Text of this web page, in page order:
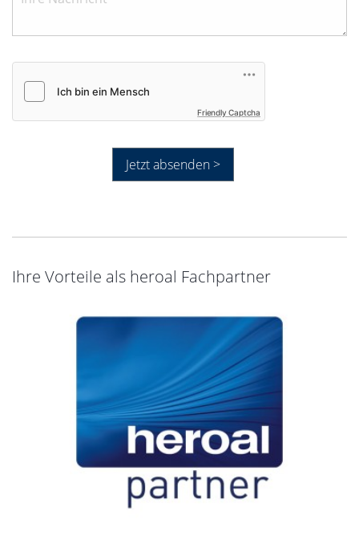
Friendly Captcha
Jetzt absenden >
Ihre Vorteile als heroal Fachpartner